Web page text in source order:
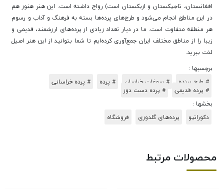
افغانستان، تاجیکستان و ازبکستان است) رواج داشته است. این هنر هنوز هم
در این مناطق انجام می‌شود و طرح‌های پرده‌ها بسته به فرهنگ و آداب و رسوم
هر منطقه متفاوت است. ما در دیار تعداد زیادی از پرده‌های ارزشمند، قدیمی و
زیبا را از مناطق مختلف ایران جمع‌آوری کرده‌ایم تا شما بتوانید از این هنر اصیل
لذت ببرید.
برچسبها :
# طرح پرنده
# سوغات خراسان # پرده
# پرده خراسانی
# پرده قدیمی
# پرده دست دوز
بخشها :
دکوراتیو
پرده‌های گلدوزی فروشگاه
محصولات مرتبط